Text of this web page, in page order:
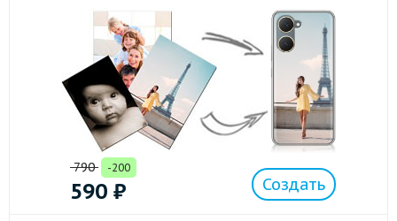
790 -200
590₽ Создать